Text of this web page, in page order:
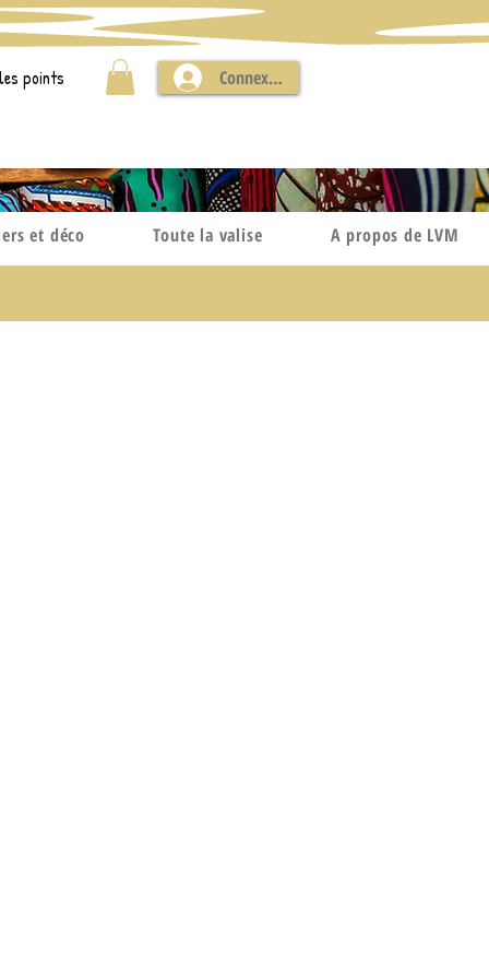
points Connexion
et déco Toute la valise A propos de LVM